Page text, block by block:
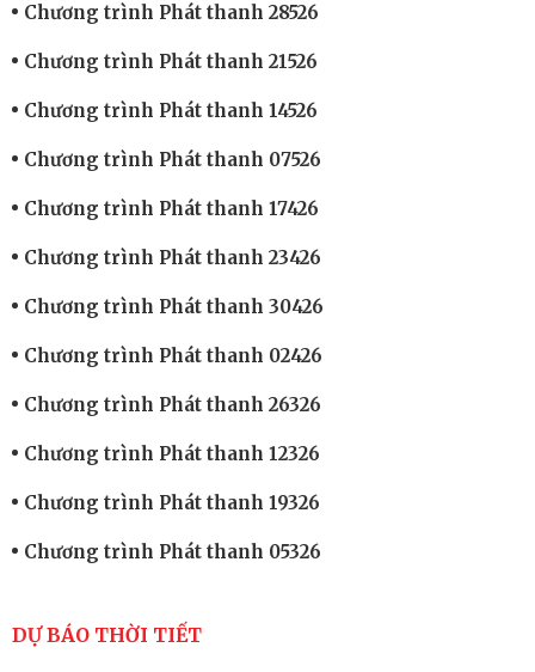
Chương trình Phát thanh 28526
Chương trình Phát thanh 21526
Chương trình Phát thanh 14526
Chương trình Phát thanh 07526
Chương trình Phát thanh 17426
Chương trình Phát thanh 23426
Chương trình Phát thanh 30426
Chương trình Phát thanh 02426
Chương trình Phát thanh 26326
Chương trình Phát thanh 12326
Chương trình Phát thanh 19326
Chương trình Phát thanh 05326
DỰ BÁO THỜI TIẾT